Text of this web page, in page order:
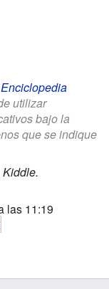
Enciclopedia
utilizar
bajo la
que se indique
las 11:19